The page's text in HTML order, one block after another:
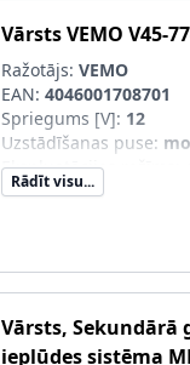
VārstsVEMO V45-
Ražotājs: VEMO
EAN: 4046001708701
Spriegums [V]: 12
Uzstādīšanas puse:
Ekspluatācijas režīms
Vārsta veids:
Rādīt visu...
Vārsts, Sekundārā
ieplūdes sistēma